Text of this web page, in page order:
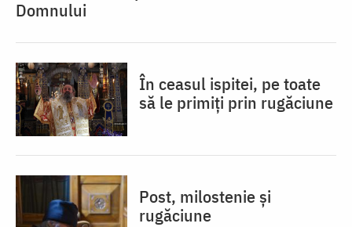
Domnului
În ceasul ispitei, pe toate
să le primiți prin rugăciune
Post, milostenie și
rugăciune